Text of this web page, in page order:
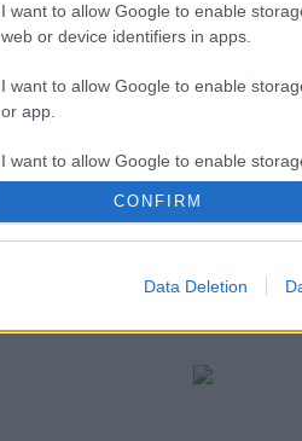
I want to allow Google to enable
web or device identifiers in apps.
I want to allow Google to enable
or app.
I want to allow Google to enable
I want to allow Google to enable
authentication functionality and fraud
CONFIRM
Data Deletion